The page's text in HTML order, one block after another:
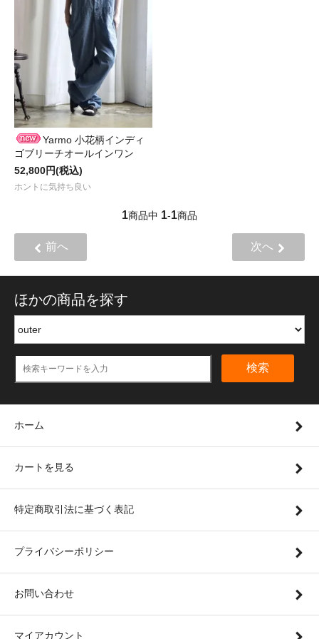
Yarmo 小花柄インディ
ゴブリーチオールインワン
52,800円(税込)
ホントに気持ち良い
1商品中 1-1商品
前へ 次へ
ほかの商品を探す
検索
ホーム
カートを見る
特定商取引法に基づく表記
プライバシーポリシー
お問い合わせ
マイアカウント